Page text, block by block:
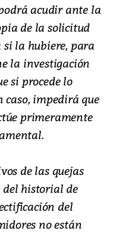
acudir ante la
de la solicitud
si la hubiere, para
la investigación
si procede lo
caso, impedirá que
primeramente
de las quejas
historial de
del
no están